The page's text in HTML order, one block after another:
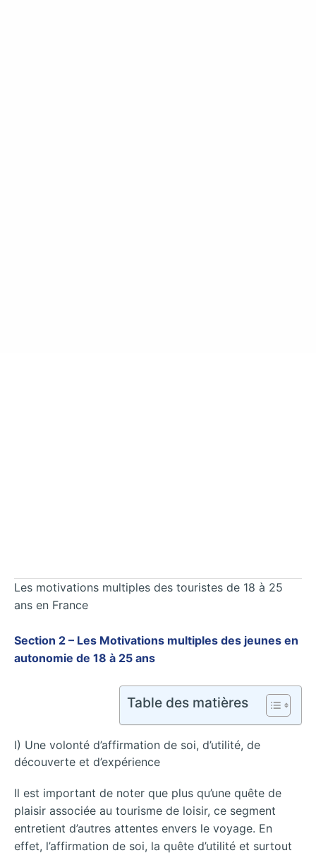
Les motivations multiples des touristes de 18 à 25
ans en France
Section 2 – Les Motivations multiples des jeunes en
autonomie de 18 à 25 ans
Table des matières
I) Une volonté d’affirmation de soi, d’utilité, de
découverte et d’expérience
Il est important de noter que plus qu’une quête de
plaisir associée au tourisme de loisir, ce segment
entretient d’autres attentes envers le voyage. En
effet, l’affirmation de soi, la quête d’utilité et surtout